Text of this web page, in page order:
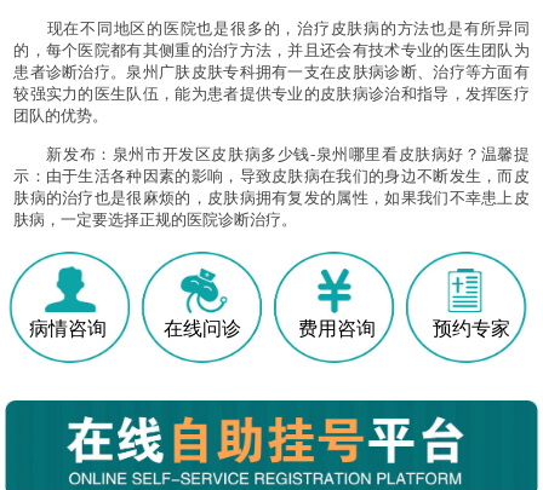
现在不同地区的医院也是很多的，治疗皮肤病的方法也是有所异同
的，每个医院都有其侧重的治疗方法，并且还会有技术专业的医生团队为
患者诊断治疗。泉州广肤皮肤专科拥有一支在皮肤病诊断、治疗等方面有
较强实力的医生队伍，能为患者提供专业的皮肤病诊治和指导，发挥医疗
团队的优势。
新发布：泉州市开发区皮肤病多少钱-泉州哪里看皮肤病好？温馨提
示：由于生活各种因素的影响，导致皮肤病在我们的身边不断发生，而皮
肤病的治疗也是很麻烦的，皮肤病拥有复发的属性，如果我们不幸患上皮
肤病，一定要选择正规的医院诊断治疗。
病情咨询 在线问诊 费用咨询 预约专家